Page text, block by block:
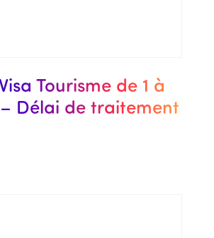
Tourisme de 1 à
Délai de traitement